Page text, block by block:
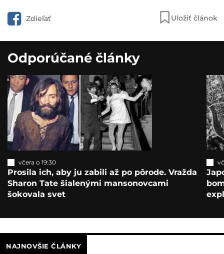
Zdieľať Uložiť článok
Odporúčané články
včera o 19:30
Prosila ich, aby ju zabili až po pôrode. Vražda
Sharon Tate šialenými mansonovcami
šokovala svet
NAJNOVŠIE ČLÁNKY